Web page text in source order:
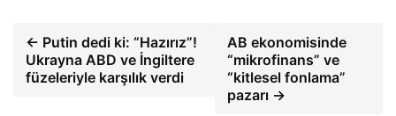
← Putin dedi ki: “Hazırız”!
Ukrayna ABD ve İngiltere
füzeleriyle karşılık verdi
AB ekonomisinde
“mikrofinans” ve
“kitlesel fonlama”
pazarı →